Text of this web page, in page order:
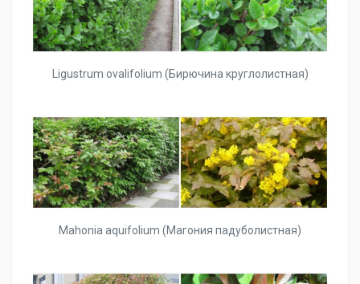
Ligustrum ovalifolium (Бирючина круглолистная)
Mahonia aquifolium (Магония падуболистная)